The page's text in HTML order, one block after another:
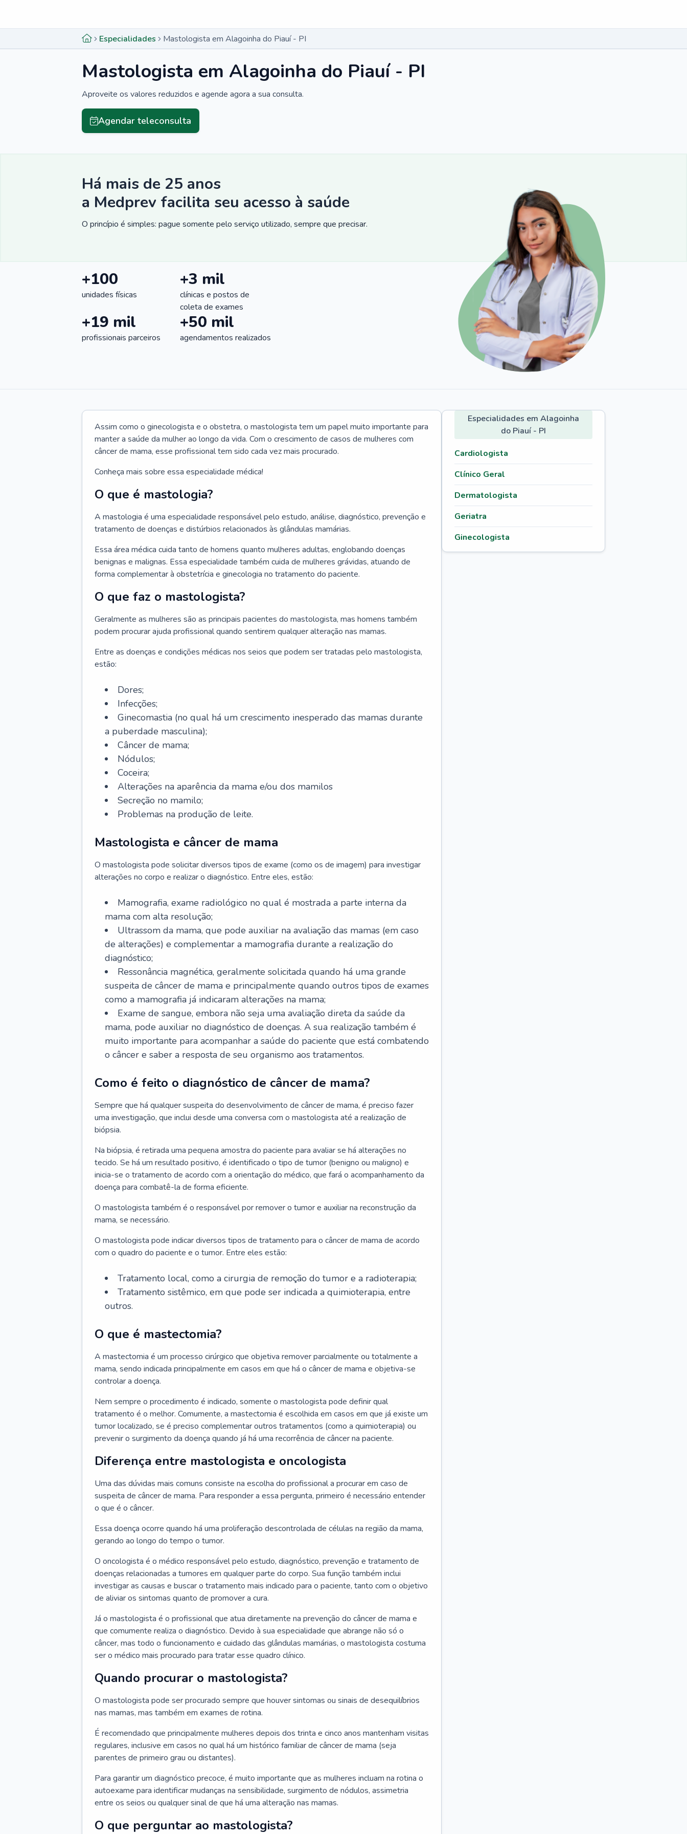
Especialidades Mastologista em Alagoinha do Piauí - PI
Mastologista em Alagoinha do Piauí - PI
Aproveite os valores reduzidos e agende agora a sua consulta.
Agendar teleconsulta
Há mais de 25 anos
a Medprev facilita seu acesso à saúde
O princípio é simples: pague somente pelo serviço utilizado, sempre que precisar.
+100
unidades físicas
+3 mil
clínicas e postos de
coleta de exames
+19 mil
profissionais parceiros
+50 mil
agendamentos realizados
Assim como o ginecologista e o obstetra, o mastologista tem um papel muito importante para
manter a saúde da mulher ao longo da vida. Com o crescimento de casos de mulheres com
câncer de mama, esse profissional tem sido cada vez mais procurado.
Conheça mais sobre essa especialidade médica!
O que é mastologia?
A mastologia é uma especialidade responsável pelo estudo, análise, diagnóstico, prevenção e
tratamento de doenças e distúrbios relacionados às glândulas mamárias.
Essa área médica cuida tanto de homens quanto mulheres adultas, englobando doenças
benignas e malignas. Essa especialidade também cuida de mulheres grávidas, atuando de
forma complementar à obstetrícia e ginecologia no tratamento do paciente.
O que faz o mastologista?
Geralmente as mulheres são as principais pacientes do mastologista, mas homens também
podem procurar ajuda profissional quando sentirem qualquer alteração nas mamas.
Entre as doenças e condições médicas nos seios que podem ser tratadas pelo mastologista,
estão:
Dores;
Infecções;
Ginecomastia (no qual há um crescimento inesperado das mamas durante
a puberdade masculina);
Câncer de mama;
Nódulos;
Coceira;
Alterações na aparência da mama e/ou dos mamilos
Secreção no mamilo;
Problemas na produção de leite.
Mastologista e câncer de mama
O mastologista pode solicitar diversos tipos de exame (como os de imagem) para investigar
alterações no corpo e realizar o diagnóstico. Entre eles, estão:
Mamografia, exame radiológico no qual é mostrada a parte interna da
mama com alta resolução;
Ultrassom da mama, que pode auxiliar na avaliação das mamas (em caso
de alterações) e complementar a mamografia durante a realização do
diagnóstico;
Ressonância magnética, geralmente solicitada quando há uma grande
suspeita de câncer de mama e principalmente quando outros tipos de exames
como a mamografia já indicaram alterações na mama;
Exame de sangue, embora não seja uma avaliação direta da saúde da
mama, pode auxiliar no diagnóstico de doenças. A sua realização também é
muito importante para acompanhar a saúde do paciente que está combatendo
o câncer e saber a resposta de seu organismo aos tratamentos.
Como é feito o diagnóstico de câncer de mama?
Sempre que há qualquer suspeita do desenvolvimento de câncer de mama, é preciso fazer
uma investigação, que inclui desde uma conversa com o mastologista até a realização de
biópsia.
Na biópsia, é retirada uma pequena amostra do paciente para avaliar se há alterações no
tecido. Se há um resultado positivo, é identificado o tipo de tumor (benigno ou maligno) e
inicia-se o tratamento de acordo com a orientação do médico, que fará o acompanhamento da
doença para combatê-la de forma eficiente.
O mastologista também é o responsável por remover o tumor e auxiliar na reconstrução da
mama, se necessário.
O mastologista pode indicar diversos tipos de tratamento para o câncer de mama de acordo
com o quadro do paciente e o tumor. Entre eles estão:
Tratamento local, como a cirurgia de remoção do tumor e a radioterapia;
Tratamento sistêmico, em que pode ser indicada a quimioterapia, entre
outros.
O que é mastectomia?
A mastectomia é um processo cirúrgico que objetiva remover parcialmente ou totalmente a
mama, sendo indicada principalmente em casos em que há o câncer de mama e objetiva-se
controlar a doença.
Nem sempre o procedimento é indicado, somente o mastologista pode definir qual
tratamento é o melhor. Comumente, a mastectomia é escolhida em casos em que já existe um
tumor localizado, se é preciso complementar outros tratamentos (como a quimioterapia) ou
prevenir o surgimento da doença quando já há uma recorrência de câncer na paciente.
Diferença entre mastologista e oncologista
Uma das dúvidas mais comuns consiste na escolha do profissional a procurar em caso de
suspeita de câncer de mama. Para responder a essa pergunta, primeiro é necessário entender
o que é o câncer.
Essa doença ocorre quando há uma proliferação descontrolada de células na região da mama,
gerando ao longo do tempo o tumor.
O oncologista é o médico responsável pelo estudo, diagnóstico, prevenção e tratamento de
doenças relacionadas a tumores em qualquer parte do corpo. Sua função também inclui
investigar as causas e buscar o tratamento mais indicado para o paciente, tanto com o objetivo
de aliviar os sintomas quanto de promover a cura.
Já o mastologista é o profissional que atua diretamente na prevenção do câncer de mama e
que comumente realiza o diagnóstico. Devido à sua especialidade que abrange não só o
câncer, mas todo o funcionamento e cuidado das glândulas mamárias, o mastologista costuma
ser o médico mais procurado para tratar esse quadro clínico.
Quando procurar o mastologista?
O mastologista pode ser procurado sempre que houver sintomas ou sinais de desequilíbrios
nas mamas, mas também em exames de rotina.
É recomendado que principalmente mulheres depois dos trinta e cinco anos mantenham visitas
regulares, inclusive em casos no qual há um histórico familiar de câncer de mama (seja
parentes de primeiro grau ou distantes).
Para garantir um diagnóstico precoce, é muito importante que as mulheres incluam na rotina o
autoexame para identificar mudanças na sensibilidade, surgimento de nódulos, assimetria
entre os seios ou qualquer sinal de que há uma alteração nas mamas.
O que perguntar ao mastologista?
Especialidades em Alagoinha
do Piauí - PI
Cardiologista
Clínico Geral
Dermatologista
Geriatra
Ginecologista